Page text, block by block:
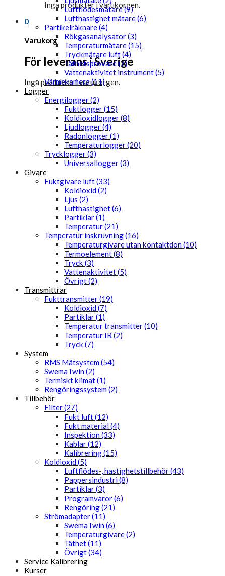
Inga produkter i varukorgen.
0
Varukorg
För leverans i Sverige
Inga produkter i varukorgen.
Luftflödesmätare (9)
Lufthastighet mätare (6)
Partikelräknare (4)
Rökgasanalysator (3)
Temperaturmätare (15)
Tryckmätare luft (4)
Täthetsprovare (7)
Vattenaktivitet instrument (5)
Värmekamera (11)
Logger
Energilogger (2)
Fuktlogger (15)
Koldioxidlogger (8)
Ljudlogger (4)
Radonlogger (1)
Temperaturlogger (20)
Trycklogger (3)
Universallogger (3)
Givare
Fuktgivare luft (33)
Koldioxid (2)
Ljus (2)
Lufthastighet (6)
Partiklar (1)
Temperatur (21)
Temperatur inskruvning (16)
Temperaturgivare utan kontaktdon (10)
Termoelement (8)
Tryck (3)
Vattenaktivitet (5)
Övrigt (2)
Transmittrar
Fukttransmitter (19)
Koldioxid (7)
Partiklar (1)
Temperatur transmitter (10)
Temperatur IR (2)
Tryck (7)
System
RMS Mätsystem (54)
SwemaTwin (2)
Termiskt klimat (1)
Rengöringssystem (2)
Tillbehör
Filter (27)
Fukt luft (12)
Fukt material (4)
Inspektion (33)
Kablar (12)
Kalibrering (15)
Koldioxid (5)
Luftflödes-, hastighetstillbehör (43)
Pappersindustri (8)
Partiklar (3)
Programvaror (6)
Rengöring (21)
Strömadapter (11)
SwemaTwin (6)
Temperaturgivare (2)
Täthet (11)
Övrigt (34)
Service Kalibrering
Kurser